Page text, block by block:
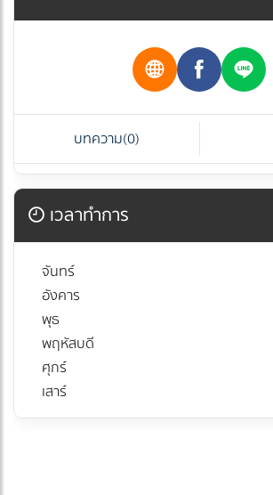
บทความ(0)
เวลาทำการ
จันทร์
อังคาร
พุธ
พฤหัสบดี
ศุกร์
เสาร์